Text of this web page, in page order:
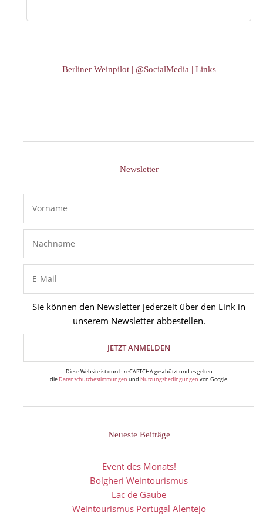
Berliner Weinpilot | @SocialMedia | Links
Newsletter
Sie können den Newsletter jederzeit über den Link in
unserem Newsletter abbestellen.
Diese Website ist durch reCAPTCHA geschützt und es gelten
die Datenschutzbestimmungen und Nutzungsbedingungen von Google.
Neueste Beiträge
Event des Monats!
Bolgheri Weintourismus
Lac de Gaube
Weintourismus Portugal Alentejo